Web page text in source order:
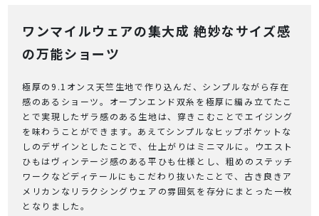
ワンマイルウェアの集大成 絶妙なサイズ感
の万能ショーツ
極厚の9.1オンス天竺生地で作り込んだ、シンプルながら存在
感のあるショーツ。オープンエンド双糸を極厚に編み立てたこ
とで実現したザラ感のある生地は、穿きこむことでエイジング
を味わうことができます。あえてシンプルなヒップポケットな
しのデザインとしたことで、仕上がりはミニマルに。ウエスト
ひもはヴィンテージ感のある平ひも仕様とし、粗めのステッチ
ワークなどディテールにもこだわり抜いたことで、古き良きア
メリカンなリラクシングウェアの雰囲気を存分にまとった一枚
となりました。